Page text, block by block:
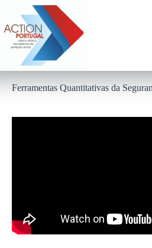
conteúdo
Ferramentas Quantitativas da